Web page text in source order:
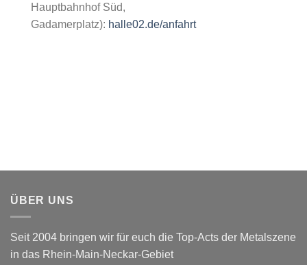
Hauptbahnhof Süd,
Gadamerplatz): halle02.de/anfahrt
ÜBER UNS
Seit 2004 bringen wir für euch die Top-Acts der Metalszene
in das Rhein-Main-Neckar-Gebiet